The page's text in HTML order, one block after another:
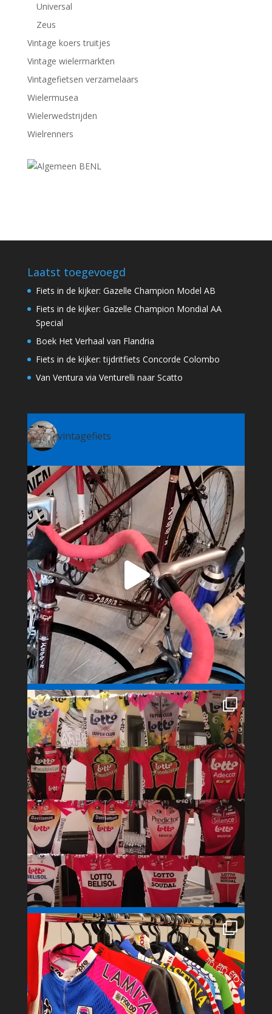
Universal
Zeus
Vintage koers truitjes
Vintage wielermarkten
Vintagefietsen verzamelaars
Wielermusea
Wielerwedstrijden
Wielrenners
Laatst toegevoegd
Fiets in de kijker: Gazelle Champion Model AB
Fiets in de kijker: Gazelle Champion Mondial AA
Special
Boek Het Verhaal van Flandria
Fiets in de kijker: tijdritfiets Concorde Colombo
Van Ventura via Venturelli naar Scatto
vintagefiets